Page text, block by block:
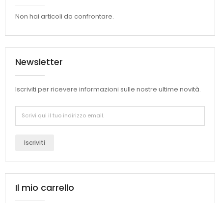
Non hai articoli da confrontare.
Newsletter
Iscriviti per ricevere informazioni sulle nostre ultime novità.
Iscriviti
Il mio carrello